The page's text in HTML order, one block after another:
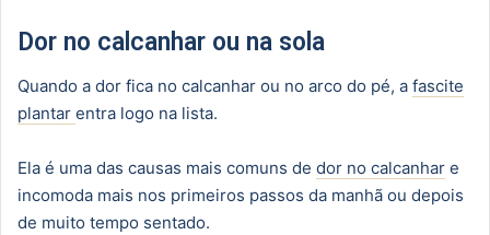
Dor no calcanhar ou na sola
Quando a dor fica no calcanhar ou no arco do pé, a fascite
plantar entra logo na lista.
Ela é uma das causas mais comuns de dor no calcanhar e
incomoda mais nos primeiros passos da manhã ou depois
de muito tempo sentado.